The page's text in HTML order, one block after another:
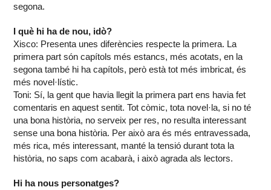
segona.
I què hi ha de nou, idò?
Xisco: Presenta unes diferències respecte la primera. La
primera part són capítols més estancs, més acotats, en la
segona també hi ha capítols, però està tot més imbricat, és
més novel·lístic.
Toni: Sí, la gent que havia llegit la primera part ens havia fet
comentaris en aquest sentit. Tot còmic, tota novel·la, si no té
una bona història, no serveix per res, no resulta interessant
sense una bona història. Per això ara és més entravessada,
més rica, més interessant, manté la tensió durant tota la
història, no saps com acabarà, i això agrada als lectors.
Hi ha nous personatges?